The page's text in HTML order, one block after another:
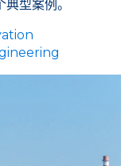
型案例。